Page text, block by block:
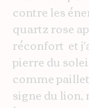
contre les
quartz rose
réconfort  et
pierre du
comme
signe du lion,